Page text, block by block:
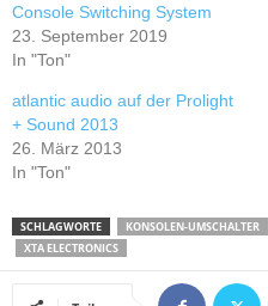
Console Switching System
23. September 2019
In "Ton"
atlantic audio auf der Prolight
+ Sound 2013
26. März 2013
In "Ton"
SCHLAGWORTE KONSOLEN-UMSCHALTER
XTA ELECTRONICS